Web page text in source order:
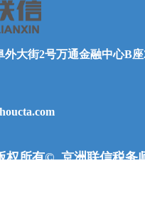
权所有© 京洲联信税务
外大街2号万通金融中心B